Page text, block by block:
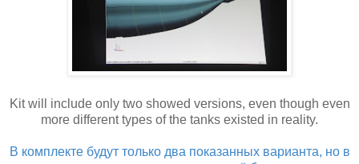
Kit will include only two showed versions, even though even
more different types of the tanks existed in reality.
В комплекте будут только два показанных варианта, но в